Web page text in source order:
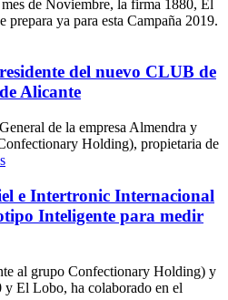
de Noviembre, la firma 1880, El
ya para esta Campaña 2019.
del nuevo CLUB de
Alicante
de la empresa Almendra y
Holding), propietaria de
e Intertronic Internacional
Inteligente para medir
al grupo Confectionary Holding) y
y El Lobo, ha colaborado en el